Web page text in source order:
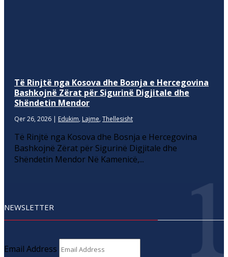
Të Rinjtë nga Kosova dhe Bosnja e Hercegovina
Bashkojnë Zërat për Sigurinë Digjitale dhe
Shëndetin Mendor
Qer 26, 2026 | Edukim, Lajme, Thellesisht
Të Rinjtë nga Kosova dhe Bosnja e Hercegovina
Bashkojnë Zërat për Sigurinë Digjitale dhe
Shëndetin Mendor Në Kamenicë,...
NEWSLETTER
Email Address